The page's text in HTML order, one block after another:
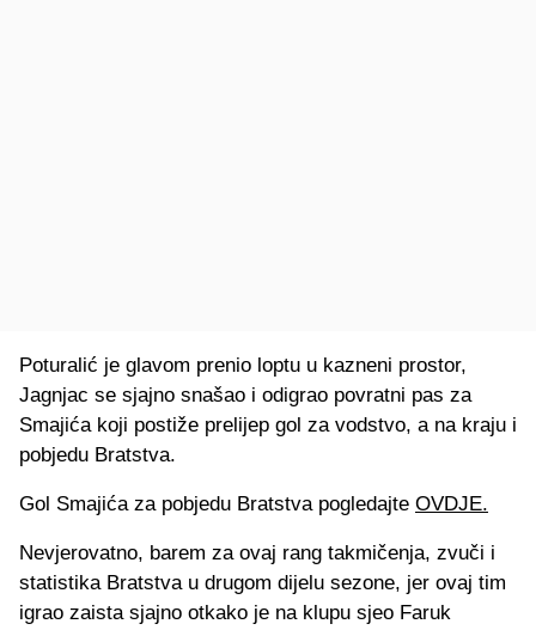
Poturalić je glavom prenio loptu u kazneni prostor,
Jagnjac se sjajno snašao i odigrao povratni pas za
Smajića koji postiže prelijep gol za vodstvo, a na kraju i
pobjedu Bratstva.
Gol Smajića za pobjedu Bratstva pogledajte OVDJE.
Nevjerovatno, barem za ovaj rang takmičenja, zvuči i
statistika Bratstva u drugom dijelu sezone, jer ovaj tim
igrao zaista sjajno otkako je na klupu sjeo Faruk